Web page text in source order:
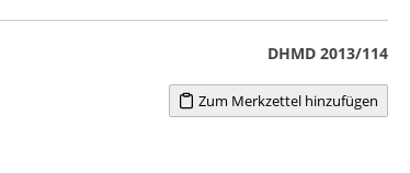
DHMD 2013/114
Zum Merkzettel hinzufügen